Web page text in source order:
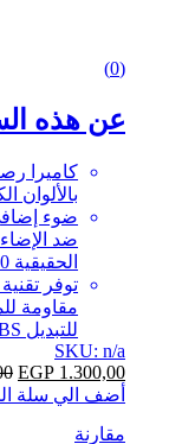
of
5
(0)
عن هذه
بالألوان
ضد
الحقيقية 130 ديسيبل
توفر
للتبديل TVI/AHD/CVI/CVBS)
SKU: n/a
EGP 1.300,00
أضف الي سلة
مقارنة